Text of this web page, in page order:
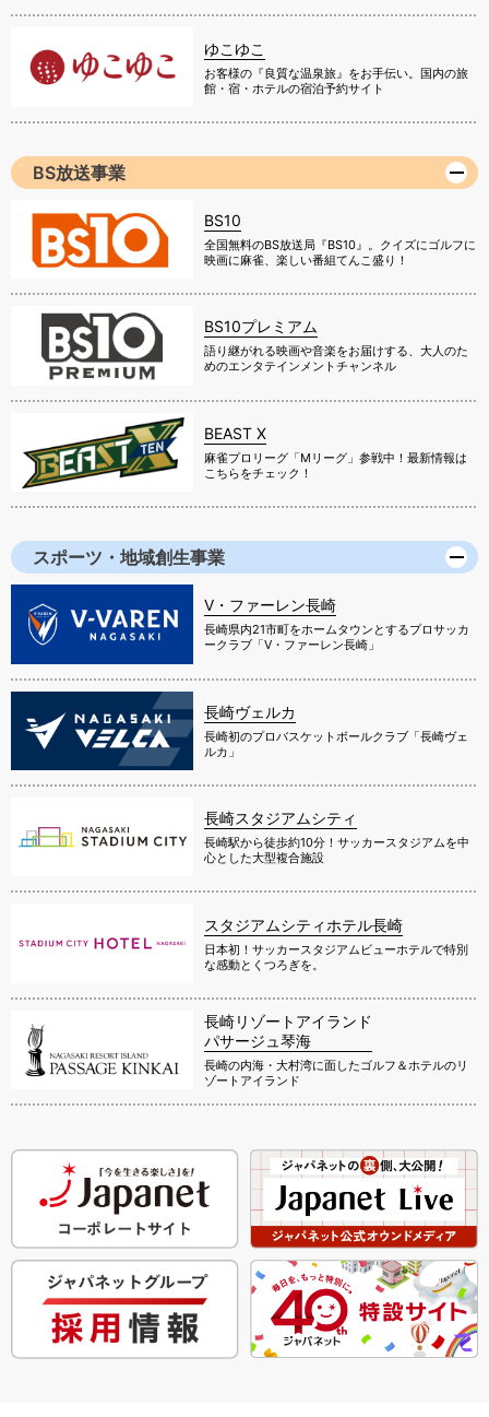
ゆこゆこ
お客様の『良質な温泉旅』をお手伝い。国内の旅
館・宿・ホテルの宿泊予約サイト
BS放送事業
BS10
全国無料のBS放送局『BS10』。クイズにゴルフに
映画に麻雀、楽しい番組てんこ盛り！
BS10プレミアム
語り継がれる映画や音楽をお届けする、大人のた
めのエンタテインメントチャンネル
BEAST X
麻雀プロリーグ「Mリーグ」参戦中！最新情報は
こちらをチェック！
スポーツ・地域創生事業
V・ファーレン長崎
長崎県内21市町をホームタウンとするプロサッカ
ークラブ「V・ファーレン長崎」
長崎ヴェルカ
長崎初のプロバスケットボールクラブ「長崎ヴェ
ルカ」
長崎スタジアムシティ
長崎駅から徒歩約10分！サッカースタジアムを中
心とした大型複合施設
スタジアムシティホテル長崎
日本初！サッカースタジアムビューホテルで特別
な感動とくつろぎを。
長崎リゾートアイランド
パサージュ琴海
長崎の内海・大村湾に面したゴルフ＆ホテルのリ
ゾートアイランド